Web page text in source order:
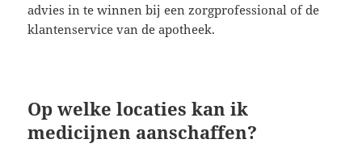
advies in te winnen bij een zorgprofessional of de
klantenservice van de apotheek.
Op welke locaties kan ik
medicijnen aanschaffen?